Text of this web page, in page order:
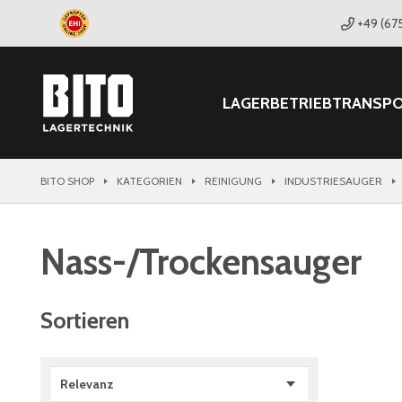
+49
LAGERBETRIEB
BITO SHOP KATEGORIEN REINIGUNG INDUSTRIESAUGER
Nass-/Trockensauger
Sortieren
Relevanz